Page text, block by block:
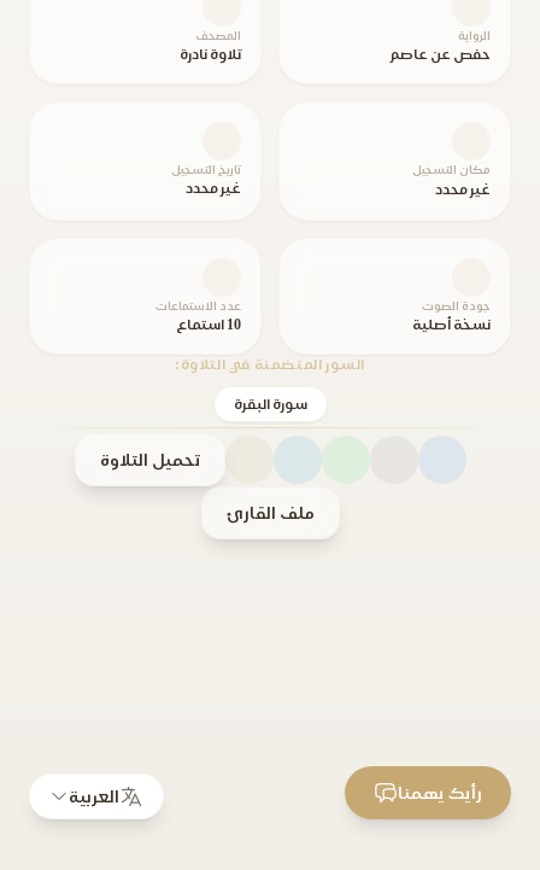
الرواية
حفص عن عاصم
المصحف
تلاوة نادرة
مكان التسجيل
غير محدد
تاريخ التسجيل
غير محدد
جودة الصوت
نسخة أصلية
عدد الاستماعات
10 استماع
السور المتضمنة في التلاوة:
سورة البقرة
تحميل التلاوة
ملف القارئ
العربية رأيك يهمنا